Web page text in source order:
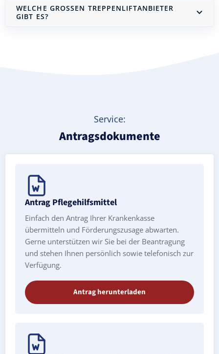
WELCHE GROSSEN TREPPENLIFTANBIETER G
IBT ES?
Service:
Antragsdokumente
Antrag Pflegehilfsmittel
Einfach den Antrag Ihrer Krankenkasse
übermitteln und Förderungszusage abwarten.
Gerne unterstützen wir Sie bei der Beantragung
und stehen Ihnen persönlich sowie telefonisch zur
Verfügung.
Antrag herunterladen